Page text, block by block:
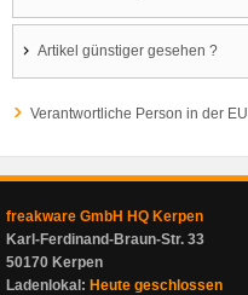
Artikel günstiger gesehen ?
Verantwortliche Person in der EU
freakware GmbH HQ Kerpen
Karl-Ferdinand-Braun-Str. 33
50170 Kerpen
Ladenlokal: Heute geschlossen